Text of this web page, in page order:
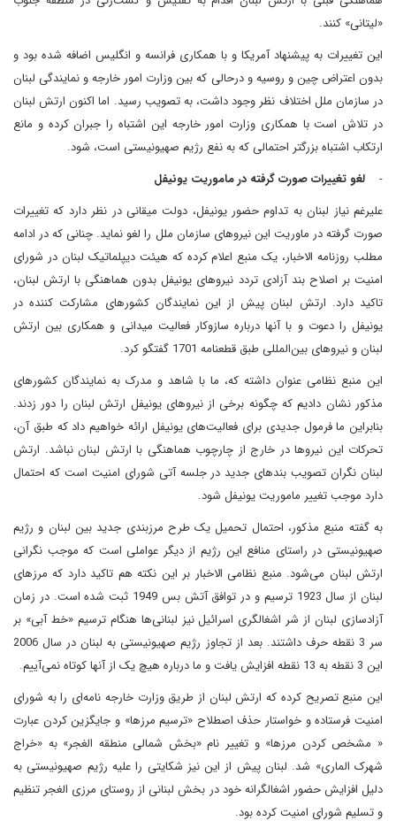
«لیتانی» کنند.
این تغییرات به پیشنهاد آمریکا و با همکاری فرانسه و انگلیس اضافه شده بود و
بدون اعتراض چین و روسیه و درحالی که بین وزارت امور خارجه و نمایندگی لبنان
در سازمان ملل اختلاف نظر وجود داشت، به تصویب رسید. اما اکنون ارتش لبنان
در تلاش است با همکاری وزارت امور خارجه این اشتباه را جبران کرده و مانع
ارتکاب اشتباه بزرگتر احتمالی که به نفع رژیم صهیونیستی است، شود.
-
لغو تغییرات صورت گرفته در ماموریت یونیفل
علیرغم نیاز لبنان به تداوم حضور یونیفل، دولت میقانی در نظر دارد که تغییرات
صورت گرفته در ماوریت این نیروهای سازمان ملل را لغو نماید. چنانی که در ادامه
مطلب روزنامه الاخبار، یک منبع اعلام کرده که هیئت دیپلماتیک لبنان در شورای
امنیت بر اصلاح بند آزادی تردد نیروهای یونیفل بدون هماهنگی با ارتش لبنان،
تاکید دارد. ارتش لبنان پیش از این نمایندگان کشورهای مشارکت کننده در
یونیفل را دعوت و با آنها درباره سازوکار فعالیت میدانی و همکاری بین ارتش
لبنان و نیروهای بین‌المللی طبق قطعنامه 1701 گفتگو کرد.
این منبع نظامی عنوان داشته که، ما با شاهد و مدرک به نمایندگان کشورهای
مذکور نشان دادیم که چگونه برخی از نیروهای یونیفل ارتش لبنان را دور زدند.
بنابراین ما فرمول جدیدی برای فعالیت‌های یونیفل ارائه خواهیم داد که طبق آن،
تحرکات این نیروها در خارج از چارچوب هماهنگی با ارتش لبنان نباشد. ارتش
لبنان نگران تصویب بندهای جدید در جلسه آتی شورای امنیت است که احتمال
دارد موجب تغییر ماموریت یونیفل شود.
به گفته منبع مذکور، احتمال تحمیل یک طرح مرزبندی جدید بین لبنان و رژیم
صهیونیستی در راستای منافع این رژیم از دیگر عواملی است که موجب نگرانی
ارتش لبنان می‌شود. منبع نظامی الاخبار بر این نکته هم تاکید دارد که مرزهای
لبنان از سال 1923 ترسیم و در توافق آتش بس 1949 ثبت شده است. در زمان
آزادسازی لبنان از شر اشغالگری اسرائیل نیز لبنانی‌ها هنگام ترسیم «خط آبی» بر
سر 3 نقطه حرف داشتند. بعد از تجاوز رژیم صهیونیستی به لبنان در سال 2006
این 3 نقطه به 13 نقطه افزایش یافت و ما درباره هیچ یک از آنها کوتاه نمی‌آییم.
این منبع تصریح کرده که ارتش لبنان از طریق وزارت خارجه نامه‌ای را به شورای
امنیت فرستاده و خواستار حذف اصطلاح «ترسیم مرزها» و جایگزین کردن عبارت
« مشخص کردن مرزها» و تغییر نام «بخش شمالی منطقه الغجر» به «خراج
شهرک الماری» شد. لبنان پیش از این نیز شکایتی را علیه رژیم صهیونیستی به
دلیل افزایش حضور اشغالگرانه خود در بخش لبنانی از روستای مرزی الغجر تنظیم
و تسلیم شورای امنیت کرده بود.